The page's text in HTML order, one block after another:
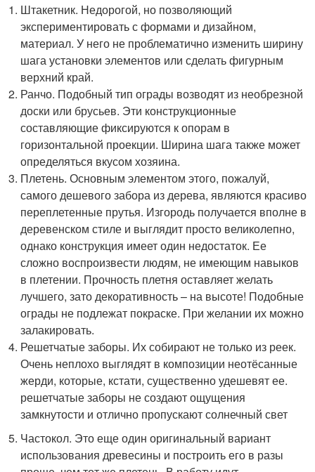
Штакетник. Недорогой, но позволяющий
экспериментировать с формами и дизайном,
материал. У него не проблематично изменить ширину
шага установки элементов или сделать фигурным
верхний край.
Ранчо. Подобный тип ограды возводят из необрезной
доски или брусьев. Эти конструкционные
составляющие фиксируются к опорам в
горизонтальной проекции. Ширина шага также может
определяться вкусом хозяина.
Плетень. Основным элементом этого, пожалуй,
самого дешевого забора из дерева, являются красиво
переплетенные прутья. Изгородь получается вполне в
деревенском стиле и выглядит просто великолепно,
однако конструкция имеет один недостаток. Ее
сложно воспроизвести людям, не имеющим навыков
в плетении. Прочность плетня оставляет желать
лучшего, зато декоративность – на высоте! Подобные
ограды не подлежат покраске. При желании их можно
залакировать.
Решетчатые заборы. Их собирают не только из реек.
Очень неплохо выглядят в композиции неотёсанные
жерди, которые, кстати, существенно удешевят ее.
решетчатые заборы не создают ощущения
замкнутости и отлично пропускают солнечный свет
Частокол. Это еще один оригинальный вариант
использования древесины и построить его в разы